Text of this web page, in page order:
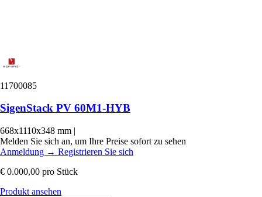
11700085
SigenStack PV 60M1-HYB
668x1110x348 mm |
Melden Sie sich an, um Ihre Preise sofort zu sehen
Anmeldung → Registrieren Sie sich
€ 0.000,00 pro Stück
Produkt ansehen